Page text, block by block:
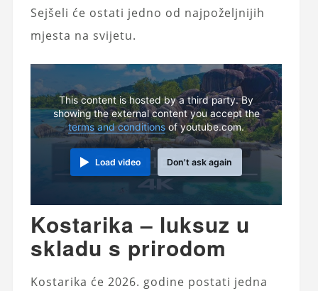
Sejšeli će ostati jedno od najpoželjnijih
mjesta na svijetu.
This content is hosted by a third party. By
showing the external content you accept the
terms and conditions of youtube.com.
Load video Don't ask again
Kostarika – luksuz u
skladu s prirodom
Kostarika će 2026. godine postati jedna